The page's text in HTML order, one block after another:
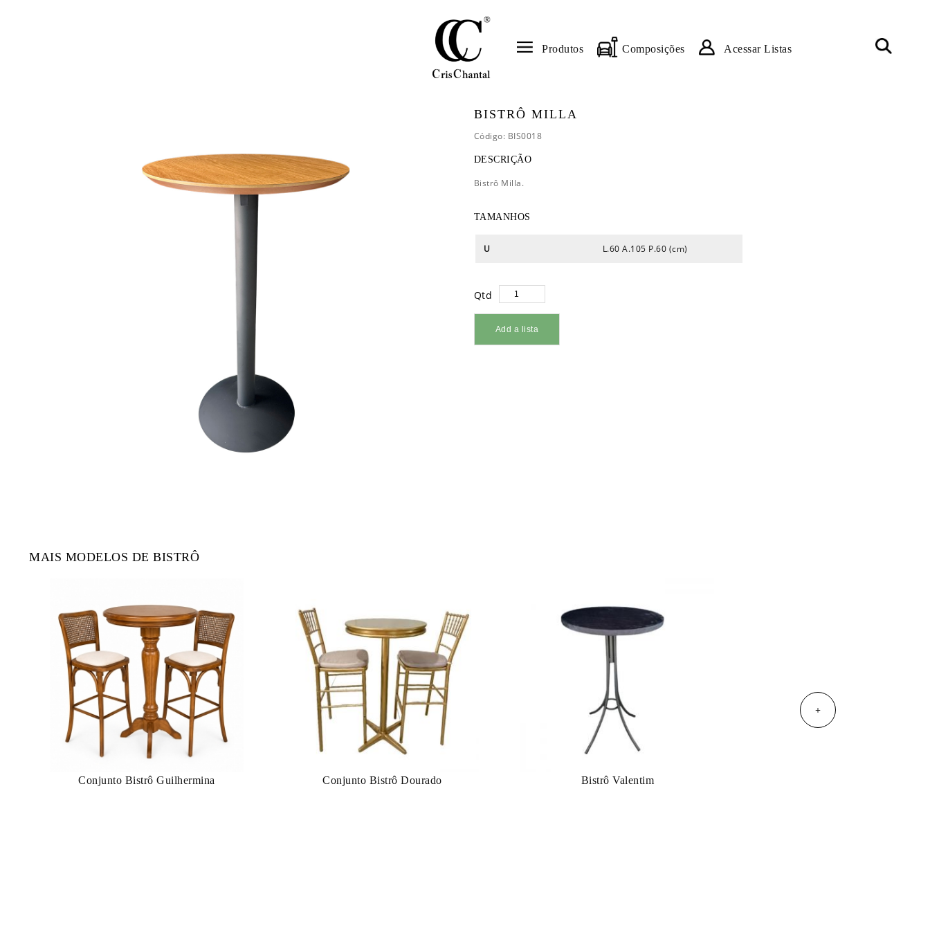
Produtos Composições Acessar Listas
BISTRÔ MILLA
Código: BIS0018
DESCRIÇÃO
Bistrô Milla.
TAMANHOS
U L.60 A.105 P.60 (cm)
Qtd
MAIS MODELOS DE BISTRÔ
Conjunto Bistrô Guilhermina Conjunto Bistrô Dourado Bistrô Valentim
+